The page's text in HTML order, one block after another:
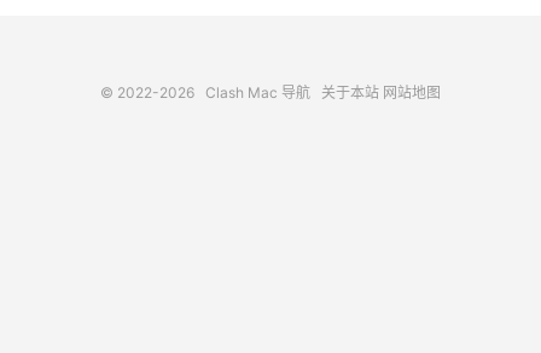
© 2022-2026 Clash Mac 导航 关于本站 网站地图